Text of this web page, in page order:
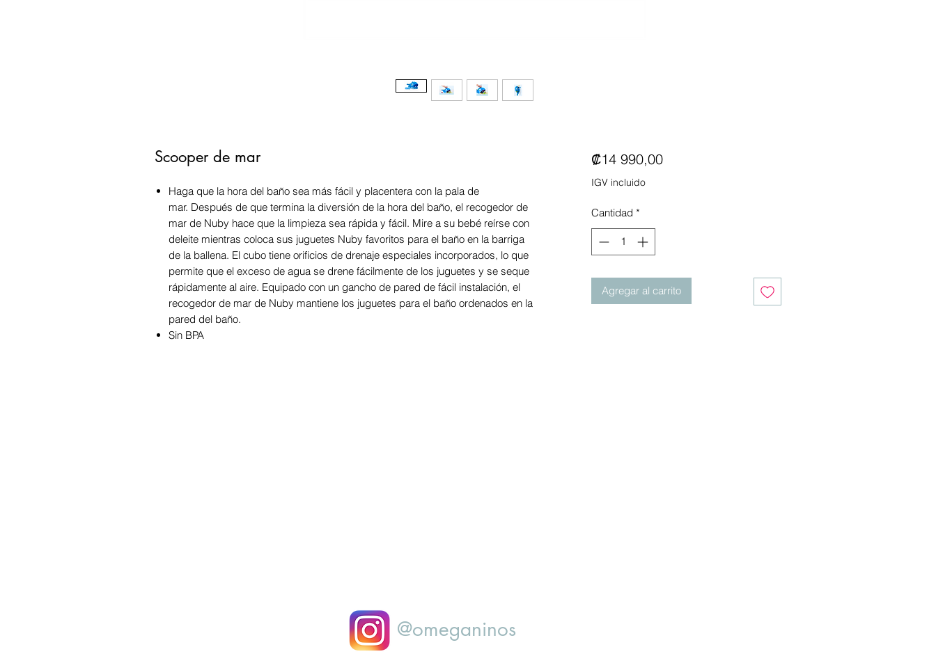
Scooper de mar
Haga que la hora del baño sea más fácil y placentera con la pala de
mar. Después de que termina la diversión de la hora del baño, el recogedor de
mar de Nuby hace que la limpieza sea rápida y fácil. Mire a su bebé reírse con
deleite mientras coloca sus juguetes Nuby favoritos para el baño en la barriga
de la ballena. El cubo tiene orificios de drenaje especiales incorporados, lo que
permite que el exceso de agua se drene fácilmente de los juguetes y se seque
rápidamente al aire. Equipado con un gancho de pared de fácil instalación, el
recogedor de mar de Nuby mantiene los juguetes para el baño ordenados en la
pared del baño.
Sin BPA
₡14 990,00Precio
IGV incluido
Cantidad *
Agregar al carrito
@omeganinos